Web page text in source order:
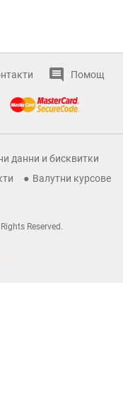
Помощ
данни и бисквитки
Валутни курсове
Reserved.